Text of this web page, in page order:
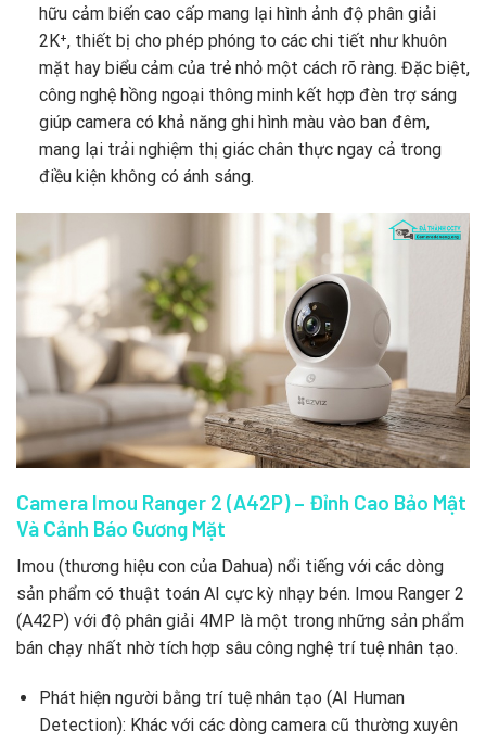
hữu cảm biến cao cấp mang lại hình ảnh độ phân giải
2K⁺, thiết bị cho phép phóng to các chi tiết như khuôn
mặt hay biểu cảm của trẻ nhỏ một cách rõ ràng. Đặc biệt,
công nghệ hồng ngoại thông minh kết hợp đèn trợ sáng
giúp camera có khả năng ghi hình màu vào ban đêm,
mang lại trải nghiệm thị giác chân thực ngay cả trong
điều kiện không có ánh sáng.
Camera Imou Ranger 2 (A42P) – Đỉnh Cao Bảo Mật
Và Cảnh Báo Gương Mặt
Imou (thương hiệu con của Dahua) nổi tiếng với các dòng
sản phẩm có thuật toán AI cực kỳ nhạy bén. Imou Ranger 2
(A42P) với độ phân giải 4MP là một trong những sản phẩm
bán chạy nhất nhờ tích hợp sâu công nghệ trí tuệ nhân tạo.
Phát hiện người bằng trí tuệ nhân tạo (AI Human
Detection): Khác với các dòng camera cũ thường xuyên